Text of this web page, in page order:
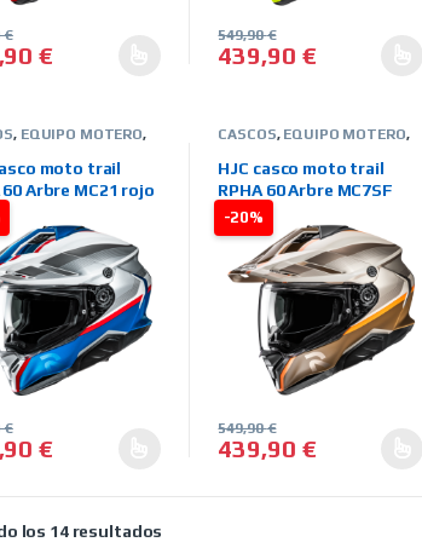
€
€
tiene múltiples variantes. Las opciones se
439,90 €
549,90€
Este producto tiene
, EQUIPO MOTERO,
CAMPO ,TIENDA
moto trail
60 Arbre MC21 rojo
€
€
tiene múltiples variantes. Las opciones se
-20%
CASCOS, EQUIPO MOTERO,
OFFROAD-CAMPO,TIENDA
ON LINE
HJC casco moto trail
RPHA 60 Arbre MC7SF
dorado
439,90 €
549,90€
Este producto tiene
los 14 resultados